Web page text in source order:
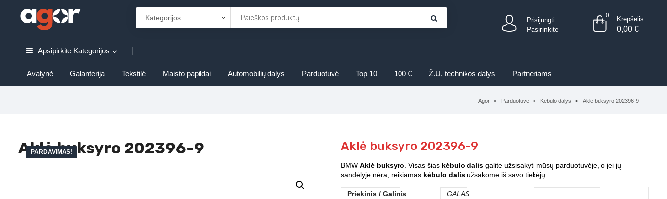
Prisijungti
Pasirinkite
0 Krepšelis
0,00 €
Apsipirkite Kategorijos
Avalynė Galanterija Tekstilė Maisto papildai Automobilių dalys Parduotuvė Top 10 100 € Ž.U. technikos dalys Partneriams
Agor Parduotuvė Kėbulo dalys Aklė buksyro 202396-9
Aklė buksyro 202396-9
PARDAVIMAS! Aklė buksyro 202396-9
BMW Aklė buksyro . Visas šias kėbulo dalis galite užsisakyti mūsų parduotuvėje, o jei jų
sandėlyje nėra, reikiamas kėbulo dalis užsakome iš savo tiekėjų.
Priekinis / Galinis
GALAS